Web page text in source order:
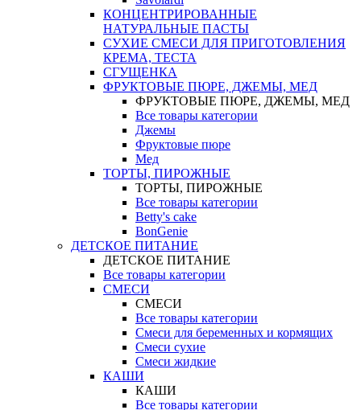
КОНЦЕНТРИРОВАННЫЕ
НАТУРАЛЬНЫЕ ПАСТЫ
СУХИЕ СМЕСИ ДЛЯ ПРИГОТОВЛЕНИЯ
КРЕМА, ТЕСТА
СГУЩЕНКА
ФРУКТОВЫЕ ПЮРЕ, ДЖЕМЫ, МЕД
ФРУКТОВЫЕ ПЮРЕ, ДЖЕМЫ, МЕД
Все товары категории
Джемы
Фруктовые пюре
Мед
ТОРТЫ, ПИРОЖНЫЕ
ТОРТЫ, ПИРОЖНЫЕ
Все товары категории
Betty's cake
BonGenie
ДЕТСКОЕ ПИТАНИЕ
ДЕТСКОЕ ПИТАНИЕ
Все товары категории
СМЕСИ
СМЕСИ
Все товары категории
Смеси для беременных и кормящих
Смеси сухие
Смеси жидкие
КАШИ
КАШИ
Все товары категории